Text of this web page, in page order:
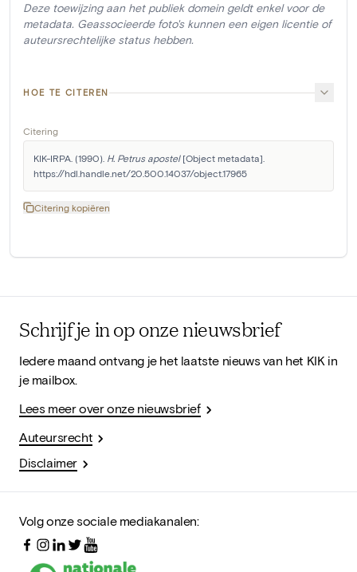
Deze toewijzing aan het publiek domein geldt enkel voor de
metadata. Geassocieerde foto's kunnen een eigen licentie of
auteursrechtelijke status hebben.
HOE TE CITEREN
Citering
KIK-IRPA. (1990). H. Petrus apostel [Object metadata].
https://hdl.handle.net/20.500.14037/object.17965
Citering kopiëren
Schrijf je in op onze nieuwsbrief
Iedere maand ontvang je het laatste nieuws van het KIK in
je mailbox.
Lees meer over onze nieuwsbrief
Auteursrecht
Disclaimer
Volg onze sociale mediakanalen: